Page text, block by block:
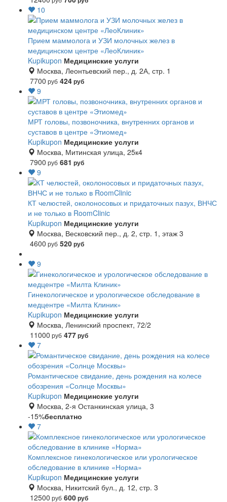
10
Прием маммолога и УЗИ молочных желез в
медицинском центре «ЛеоКлиник»
Kupikupon Медицинские услуги
Москва, Леонтьевский пер., д. 2А, стр. 1
7700 руб 424руб
9
МРТ головы, позвоночника, внутренних органов и
суставов в центре «Этиомед»
Kupikupon Медицинские услуги
Москва, Митинская улица, 25к4
7900 руб 681 руб
9
КТ челюстей, околоносовых и придаточных пазух, ВНЧС
и не только в RoomClinic
Kupikupon Медицинские услуги
Москва, Весковский пер., д. 2, стр. 1, этаж 3
4600 руб 520руб
9
Гинекологическое и урологическое обследование в
медцентре «Милта Клиник»
Kupikupon Медицинские услуги
Москва, Ленинский проспект, 72/2
11000 руб 477руб
7
Романтическое свидание, день рождения на колесе
обозрения «Солнце Москвы»
Kupikupon Медицинские услуги
Москва, 2-я Останкинская улица, 3
-15%бесплатно
7
Комплексное гинекологическое или урологическое
обследование в клинике «Норма»
Kupikupon Медицинские услуги
Москва, Никитский бул., д. 12, стр. 3
12500 руб 600руб